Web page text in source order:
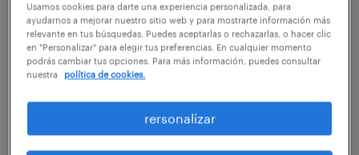
para el puesto desde el primer día y
aquellas que pueden ser desarrolladas a
través de formación.
Recopila información: Recopilar
información de colaboradores y
supervisores para garantizar una
Usamos cookies para darte una experiencia personalizada, para
ayudarnos a mejorar nuestro sitio web y para mostrarte información más
relevante en tus búsquedas. Puedes aceptarlas o rechazarlas, o hacer clic
en "Personalizar" para elegir tus preferencias. En cualquier momento
podrás cambiar tus opciones. Para más información, puedes consultar
nuestra
política de cookies.
rersonalizar